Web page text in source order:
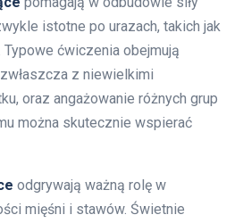
istotne po urazach, takich jak
Typowe ćwiczenia obejmują
z niewielkimi
oraz angażowanie różnych grup
można skutecznie wspierać
odgrywają ważną rolę w
mięśni i stawów. Świetnie